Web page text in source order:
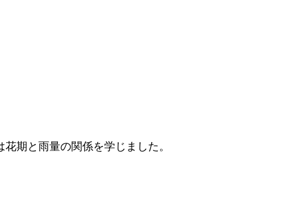
期と雨量の関係を学じました。